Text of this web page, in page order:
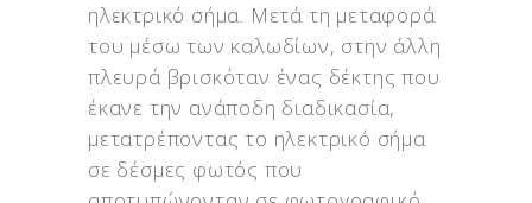
ηλεκτρικό σήμα. Μετά τη μεταφορά
του μέσω των καλωδίων, στην άλλη
πλευρά βρισκόταν ένας δέκτης που
έκανε την ανάποδη διαδικασία,
μετατρέποντας το ηλεκτρικό σήμα
σε δέσμες φωτός που